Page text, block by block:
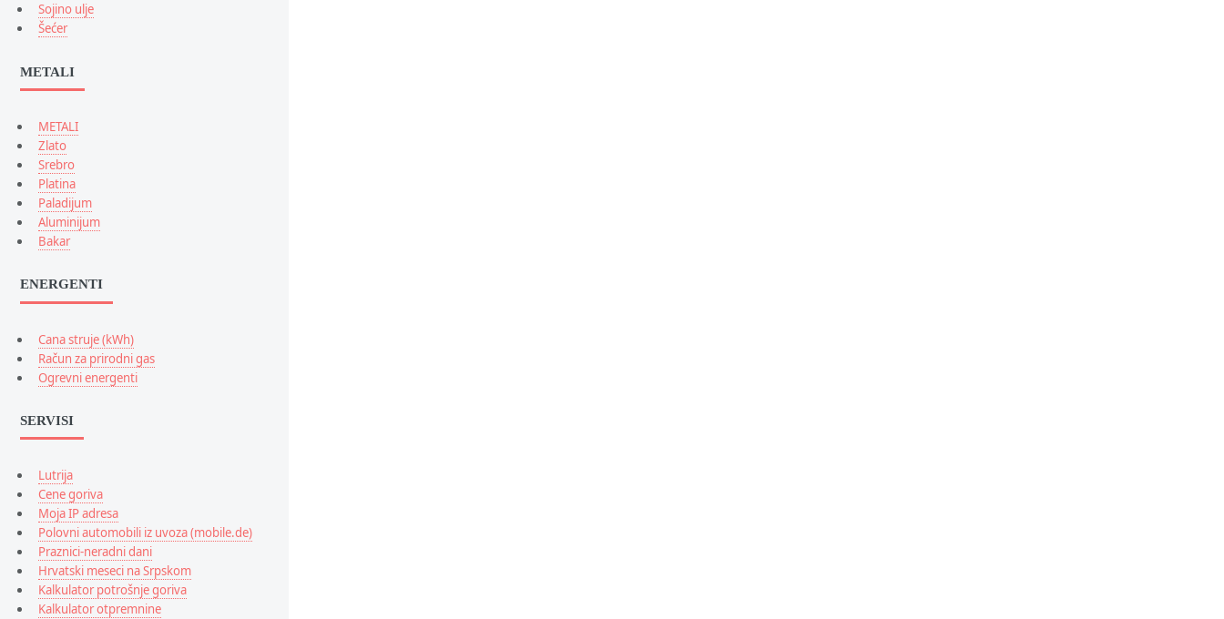
Sojino ulje
Šećer
METALI
METALI
Zlato
Srebro
Platina
Paladijum
Aluminijum
Bakar
ENERGENTI
Cana struje (kWh)
Račun za prirodni gas
Ogrevni energenti
SERVISI
Lutrija
Cene goriva
Moja IP adresa
Polovni automobili iz uvoza (mobile.de)
Praznici-neradni dani
Hrvatski meseci na Srpskom
Kalkulator potrošnje goriva
Kalkulator otpremnine